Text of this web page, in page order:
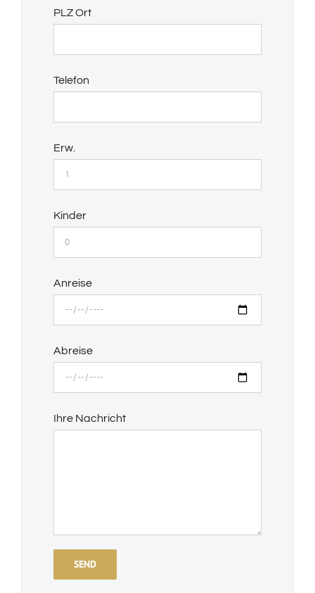
PLZ Ort
Telefon
Erw.
Kinder
Anreise
Abreise
Ihre Nachricht